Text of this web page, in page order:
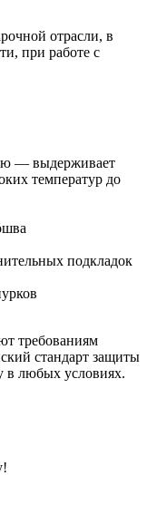
отрасли, в
при работе с
— выдерживает
температур до
подкладок
требованиям
стандарт защиты
в любых условиях.